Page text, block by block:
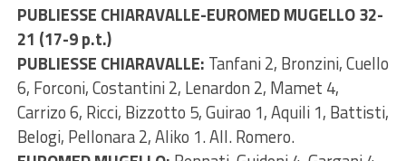
PUBLIESSE CHIARAVALLE-EUROMED MUGELLO 32-
21 (17-9 p.t.)
PUBLIESSE CHIARAVALLE: Tanfani 2, Bronzini, Cuello
6, Forconi, Costantini 2, Lenardon 2, Mamet 4,
Carrizo 6, Ricci, Bizzotto 5, Guirao 1, Aquili 1, Battisti,
Belogi, Pellonara 2, Aliko 1. All. Romero.